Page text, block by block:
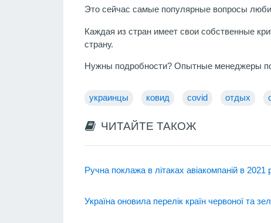
Это сейчас самые популярные вопросы
Каждая из стран имеет свои собственные
страну.
Нужны подробности? Опытные менеджеры
украинцы ковид covid отдых
ЧИТАЙТЕ ТАКОЖ
Ручна поклажа в літаках авіакомпаній в 2021
Україна оновила перелік країн червоної та